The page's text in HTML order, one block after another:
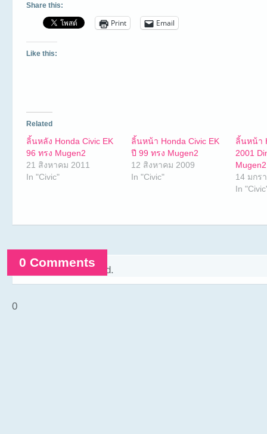
Share this:
Print Email
Like this:
Related
ลิ้นหลัง Honda Civic EK
96 ทรง Mugen2
21 สิงหาคม 2011
In "Civic"
ลิ้นหน้า Honda Civic EK
ปี 99 ทรง Mugen2
12 สิงหาคม 2009
In "Civic"
ลิ้นหน้า
2001
Mugen2
14 มกร
In
0 Comments
Comments are closed.
0